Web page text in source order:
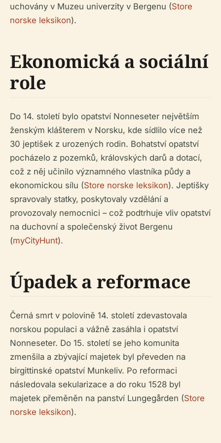
uchovány v Muzeu univerzity v Bergenu (Store
norske leksikon).
Ekonomická a sociální
role
Do 14. století bylo opatství Nonneseter největším
ženským klášterem v Norsku, kde sídlilo více než
30 jeptišek z urozených rodin. Bohatství opatství
pocházelo z pozemků, královských darů a dotací,
což z něj učinilo významného vlastníka půdy a
ekonomickou sílu (Store norske leksikon). Jeptišky
spravovaly statky, poskytovaly vzdělání a
provozovaly nemocnici – což podtrhuje vliv opatství
na duchovní a společenský život Bergenu
(myCityHunt).
Úpadek a reformace
Černá smrt v polovině 14. století zdevastovala
norskou populaci a vážně zasáhla i opatství
Nonneseter. Do 15. století se jeho komunita
zmenšila a zbývající majetek byl převeden na
birgittinské opatství Munkeliv. Po reformaci
následovala sekularizace a do roku 1528 byl
majetek přeměněn na panství Lungegården (Store
norske leksikon).